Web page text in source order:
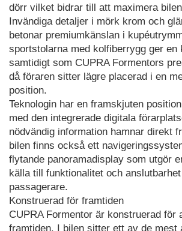
dörr vilket bidrar till att maximera
Invändiga detaljer i mörk krom och
betonar premiumkänslan i
sportstolarna med kolfiberrygg ger en
samtidigt som CUPRA Formentors
då föraren sitter lägre placerad i en
position.
Teknologin har en framskjuten
med den integrerade digitala
nödvändig information hamnar direkt
bilen finns också ett
flytande panoramadisplay som utgör
källa till funktionalitet och
passagerare.
Konstruerad för framtiden
CUPRA Formentor är konstruerad för
framtiden. I bilen sitter ett av de mest